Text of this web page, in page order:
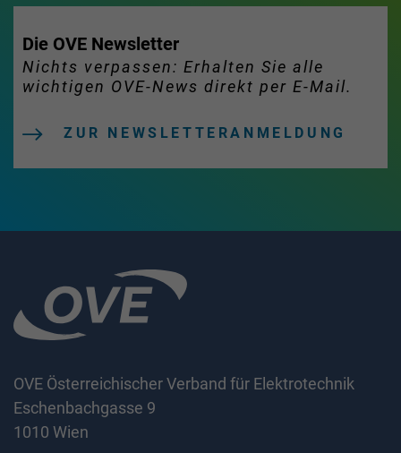
Die OVE Newsletter
Nichts verpassen: Erhalten Sie alle
wichtigen OVE-News direkt per E-Mail.
ZUR NEWSLETTERANMELDUNG
OVE Österreichischer Verband für Elektrotechnik
Eschenbachgasse 9
1010 Wien